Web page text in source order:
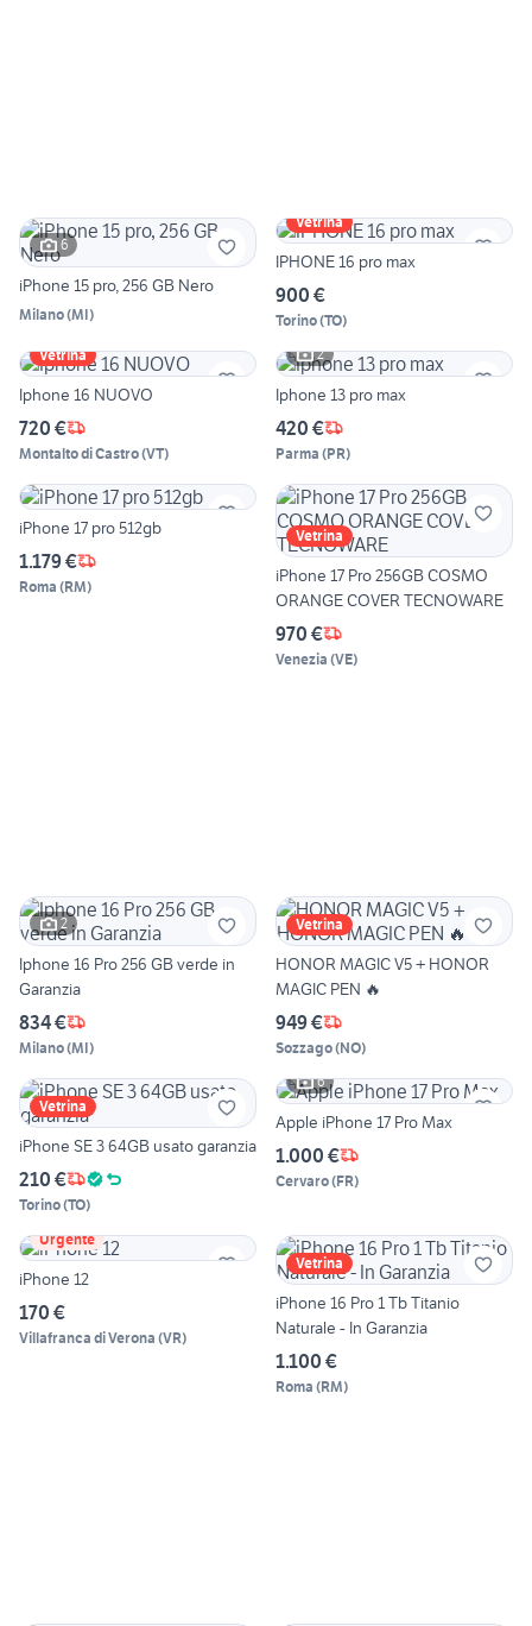
6
iPhone 15 pro, 256 GB Nero
Milano(MI)
Vetrina
IPHONE 16 pro max
900 €
Torino(TO)
Vetrina
Iphone 16 NUOVO
720 €
Montalto di Castro(VT)
2
Iphone 13 pro max
420 €
Parma (PR)
iPhone 17 pro 512gb
1.179 €
Roma (RM)
Vetrina
iPhone 17 Pro 256GB COSMO
ORANGE COVER TECNOWARE
970 €
Venezia (VE)
2
Iphone 16 Pro 256 GB verde in
Garanzia
834 €
Milano(MI)
Vetrina
HONOR MAGIC V5 + HONOR
MAGIC PEN 🔥
949 €
Sozzago(NO)
Vetrina
iPhone SE 3 64GB usato garanzia
210 €
Torino(TO)
6
Apple iPhone 17 Pro Max
1.000 €
Cervaro(FR)
Urgente
iPhone 12
170 €
Villafranca di Verona (VR)
Vetrina
iPhone 16 Pro 1 Tb Titanio
Naturale - In Garanzia
1.100 €
Roma (RM)